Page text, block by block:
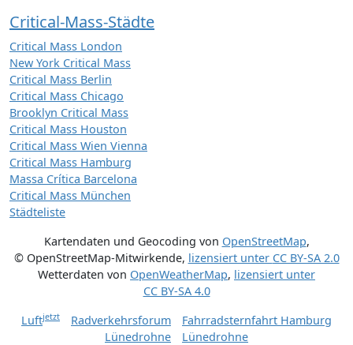
Critical-Mass-Städte
Critical Mass London
New York Critical Mass
Critical Mass Berlin
Critical Mass Chicago
Brooklyn Critical Mass
Critical Mass Houston
Critical Mass Wien Vienna
Critical Mass Hamburg
Massa Crítica Barcelona
Critical Mass München
Städteliste
Kartendaten und Geocoding von OpenStreetMap,
© OpenStreetMap-Mitwirkende, lizensiert unter CC BY-SA 2.0
Wetterdaten von OpenWeatherMap, lizensiert unter
CC BY-SA 4.0
Luftjetzt Radverkehrsforum
Fahrradsternfahrt Hamburg
Lünedrohne
Lünedrohne